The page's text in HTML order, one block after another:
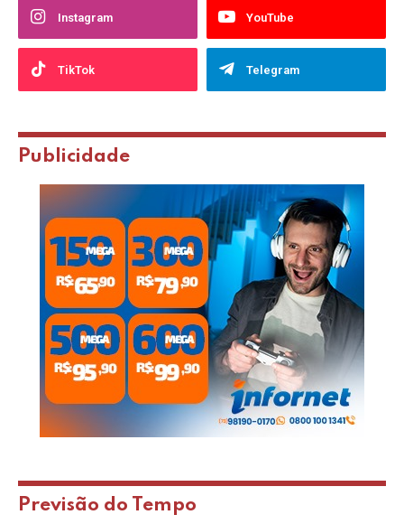
Instagram YouTube
TikTok Telegram
Publicidade
Previsão do Tempo